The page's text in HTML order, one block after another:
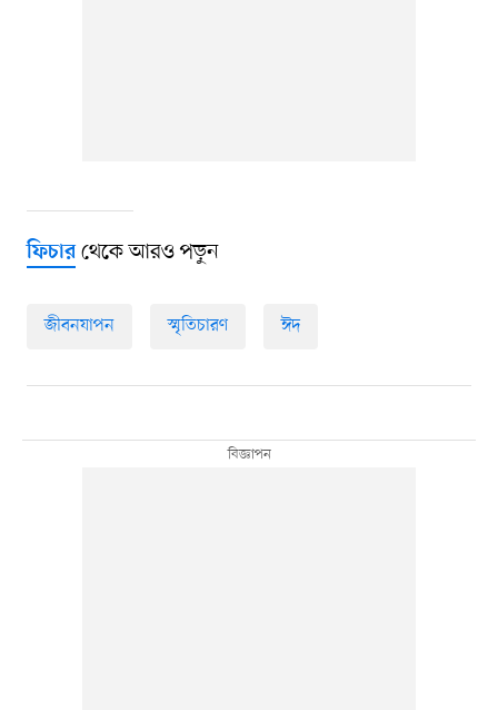
ফিচারথেকে আরও পড়ুন
জীবনযাপন স্মৃতিচারণ ঈদ